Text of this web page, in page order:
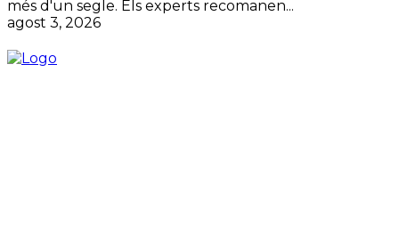
més d'un segle. Els experts recomanen...
agost 3, 2026